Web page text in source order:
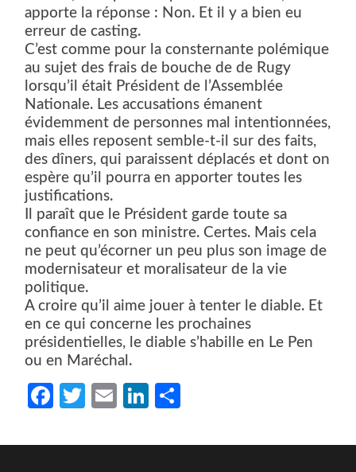
apporte la réponse : Non. Et il y a bien eu
erreur de casting.
C’est comme pour la consternante polémique
au sujet des frais de bouche de de Rugy
lorsqu’il était Président de l’Assemblée
Nationale. Les accusations émanent
évidemment de personnes mal intentionnées,
mais elles reposent semble-t-il sur des faits,
des dîners, qui paraissent déplacés et dont on
espère qu’il pourra en apporter toutes les
justifications.
Il paraît que le Président garde toute sa
confiance en son ministre. Certes. Mais cela
ne peut qu’écorner un peu plus son image de
modernisateur et moralisateur de la vie
politique.
A croire qu’il aime jouer à tenter le diable. Et
en ce qui concerne les prochaines
présidentielles, le diable s’habille en Le Pen
ou en Maréchal.
Facebook
Twitter
EmailLinkedIn